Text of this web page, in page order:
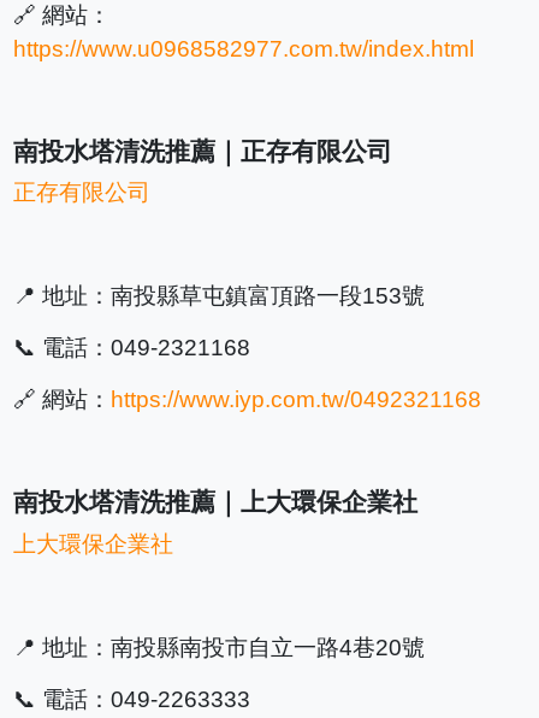
🔗 網站：
https://www.u0968582977.com.tw/index.html
南投水塔清洗推薦｜正存有限公司
正存有限公司
📍 地址：南投縣草屯鎮富頂路一段153號
📞 電話：049-2321168
🔗 網站： https://www.iyp.com.tw/0492321168
南投水塔清洗推薦｜上大環保企業社
上大環保企業社
📍 地址：南投縣南投市自立一路4巷20號
📞 電話：049-2263333